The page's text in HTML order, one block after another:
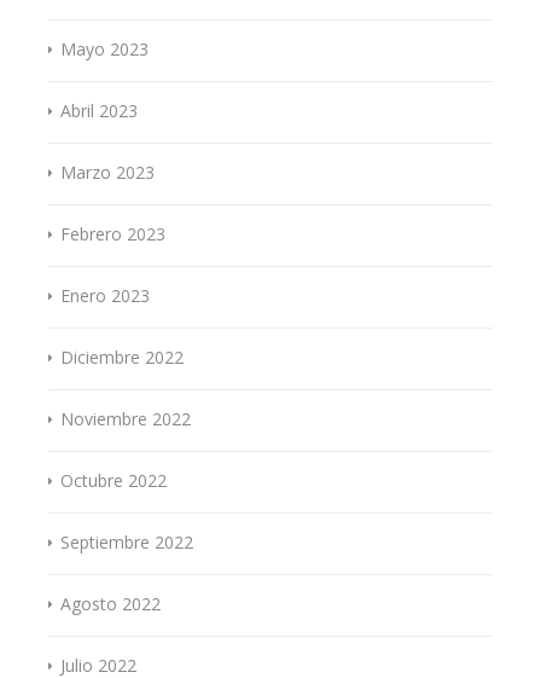
Mayo 2023
Abril 2023
Marzo 2023
Febrero 2023
Enero 2023
Diciembre 2022
Noviembre 2022
Octubre 2022
Septiembre 2022
Agosto 2022
Julio 2022